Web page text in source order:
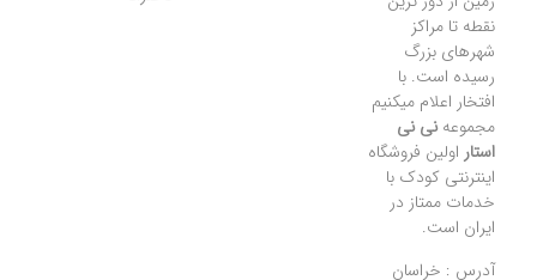
نقطه تا مراکز
شهرهای بزرگ
رسیده است. با
افتخار اعلام میکنیم
مجموعهنی نی
استار اولین فروشگاه
اینترنتی کودک با
خدمات ممتاز در
ایران است.
آدرس : خراسان